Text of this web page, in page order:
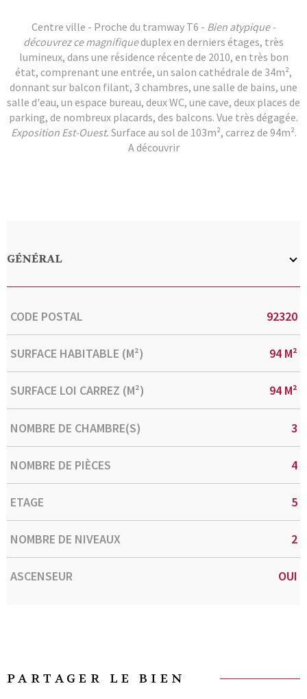
Centre ville - Proche du tramway T6 - Bien atypique -
découvrez ce magnifiqueduplex en derniers étages, très
lumineux, dans une résidence récente de 2010, en très bon
état, comprenant une entrée, un salon cathédrale de 34m²,
donnant sur balcon filant, 3 chambres, une salle de bains, une
salle d'eau, un espace bureau, deux WC, une cave, deux places de
parking, de nombreux placards, des balcons. Vue très dégagée.
Exposition Est-Ouest. Surface au sol de 103m², carrez de 94m².
A découvrir
GÉNÉRAL
Caractérisque
CODE POSTAL 92320
SURFACE HABITABLE (M²) 94 M²
SURFACE LOI CARREZ (M²) 94 M²
NOMBRE DE CHAMBRE(S) 3
NOMBRE DE PIÈCES 4
ETAGE 5
NOMBRE DE NIVEAUX 2
ASCENSEUR OUI
PARTAGER LE BIEN